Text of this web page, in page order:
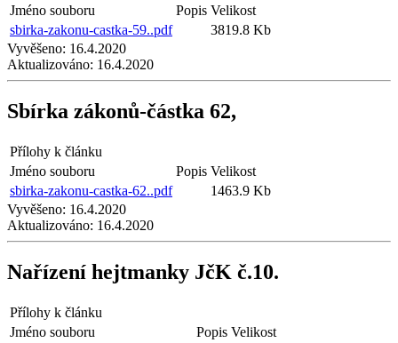
Jméno souboru
Popis Velikost
sbirka-zakonu-castka-59..pdf
3819.8 Kb
Vyvěšeno: 16.4.2020
Aktualizováno: 16.4.2020
Sbírka zákonů-částka 62,
Přílohy k článku
Jméno souboru
Popis Velikost
sbirka-zakonu-castka-62..pdf
1463.9 Kb
Vyvěšeno: 16.4.2020
Aktualizováno: 16.4.2020
Nařízení hejtmanky JčK č.10.
Přílohy k článku
Jméno souboru
Popis Velikost